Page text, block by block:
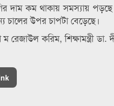
কম থাকায় সমস্যায় পড়ছে
চালের উপর চাপটা বেড়েছে।
ম রেজাউল করিম, শিক্ষামন্ত্রী